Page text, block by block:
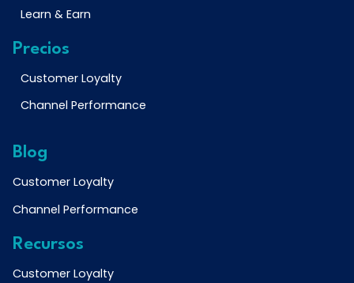
Learn & Earn
Precios
Customer Loyalty
Channel Performance
Blog
Customer Loyalty
Channel Performance
Recursos
Customer Loyalty